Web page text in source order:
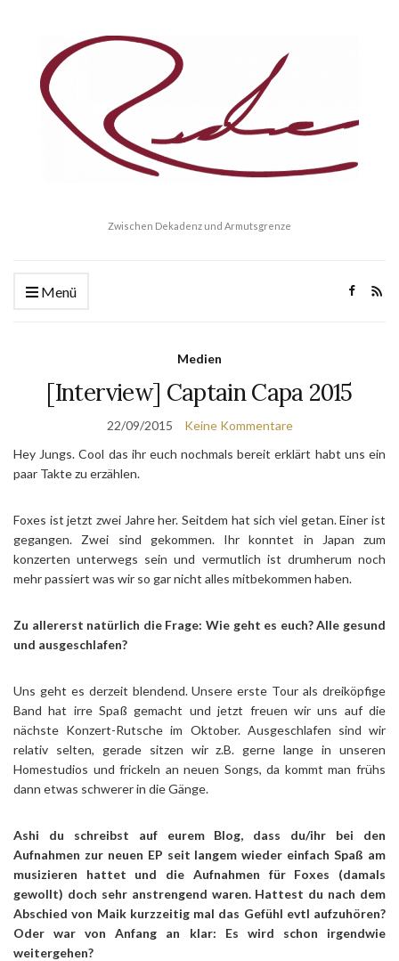
Zwischen Dekadenz und Armutsgrenze
Menü
Medien
[Interview] Captain Capa 2015
22/09/2015
Keine Kommentare
Hey Jungs. Cool das ihr euch nochmals bereit erklärt habt uns ein
paar Takte zu erzählen.
Foxes ist jetzt zwei Jahre her. Seitdem hat sich viel getan. Einer ist
gegangen. Zwei sind gekommen. Ihr konntet in Japan zum
konzerten unterwegs sein und vermutlich ist drumherum noch
mehr passiert was wir so gar nicht alles mitbekommen haben.
Zu allererst natürlich die Frage: Wie geht es euch? Alle gesund
und ausgeschlafen?
Uns geht es derzeit blendend. Unsere erste Tour als dreiköpfige
Band hat irre Spaß gemacht und jetzt freuen wir uns auf die
nächste Konzert-Rutsche im Oktober. Ausgeschlafen sind wir
relativ selten, gerade sitzen wir z.B. gerne lange in unseren
Homestudios und frickeln an neuen Songs, da kommt man frühs
dann etwas schwerer in die Gänge.
Ashi du schreibst auf eurem Blog, dass du/ihr bei den
Aufnahmen zur neuen EP seit langem wieder einfach Spaß am
musizieren hattet und die Aufnahmen für Foxes (damals
gewollt) doch sehr anstrengend waren. Hattest du nach dem
Abschied von Maik kurzzeitig mal das Gefühl evtl aufzuhören?
Oder war von Anfang an klar: Es wird schon irgendwie
weitergehen?